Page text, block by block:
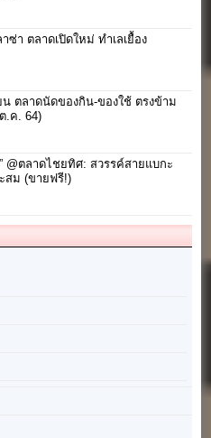
ซ่า ตลาดเปิดใหม่ ทำเลเยื้อง
น ตลาดนัดของกิน-ของใช้ ตรงข้าม
.ค. 64)
@ตลาดไชยทิศ: สวรรค์สายแบกะ
สม (ขายฟรี!)